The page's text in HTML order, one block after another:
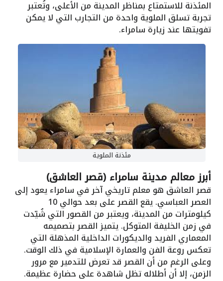
المئذنة للاستمتاع بمناظر المدينة من الأعلى، وتُعتبر
تجربة تسلق الملوية واحدة من التجارب التي لا يمكن
تفويتها عند زيارة سامراء.
مئذنة الملوية
أبرز معالم مدينة سامراء (قصر العاشق)
قصر العاشق هو معلم تاريخي آخر في سامراء يعود إلى
العصر العباسي. يقع القصر على بعد حوالي 10
كيلومترات من المدينة، ويعتبر من القصور التي شُيّدت
في زمن الخليفة المتوكل. يتميز القصر بتصميمه
المعماري الفريد والديكورات الداخلية المذهلة التي
تعكس روعة الفن والعمارة الإسلامية في ذلك الوقت.
وعلى الرغم من أن القصر قد تعرض للتدمير مع مرور
الزمن، إلا أن أطلاله تظل شاهدة على حضارة عظيمة.